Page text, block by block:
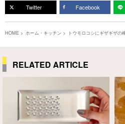
Twitter Facebook
HOME ホーム・キッチン
トウモロコシにギザギザ
RELATED ARTICLE